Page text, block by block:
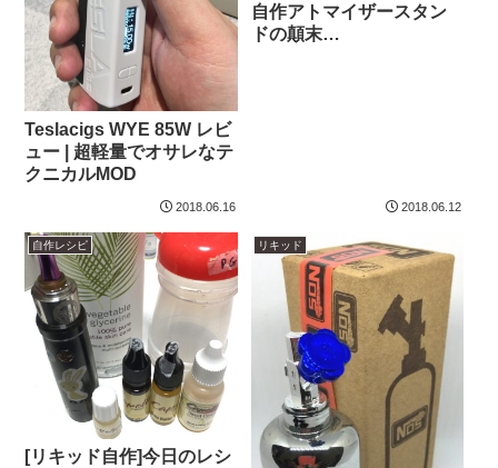
Teslacigs WYE 85W レビ
ュー | 超軽量でオサレなテ
クニカルMOD
2018.06.16
自作アトマイザースタン
ドの顛末…
2018.06.12
自作レシピ
[リキッド自作]今日のレシ
リキッド